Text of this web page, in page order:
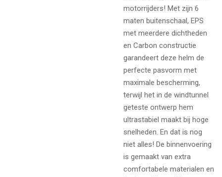
motorrijders! Met zijn 6
maten buitenschaal, EPS
met meerdere dichtheden
en Carbon constructie
garandeert deze helm de
perfecte pasvorm met
maximale bescherming,
terwijl het in de windtunnel
geteste ontwerp hem
ultrastabiel maakt bij hoge
snelheden. En dat is nog
niet alles! De binnenvoering
is gemaakt van extra
comfortabele materialen en